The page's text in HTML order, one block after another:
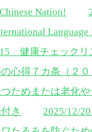
Nation!
Language
健康チェックリ
心得７カ条（２
ためまたは老化
き
2025/12/